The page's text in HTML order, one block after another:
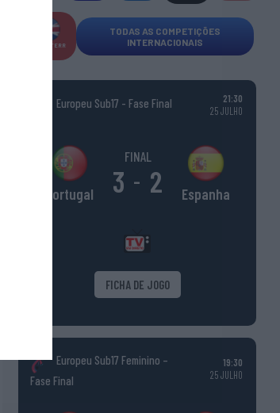
INGLATERR
TODAS AS COMPETIÇÕES
INTERNACIONAIS
Europeu Sub17 - Fase Final
21:30
25 JULHO
Portugal
FINAL
3 - 2 Espanha
FICHA DE JOGO
Europeu Sub17 Feminino –
Fase Final
19:30
25 JULHO